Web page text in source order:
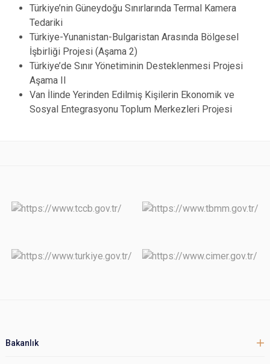
Türkiye’nin Güneydoğu Sınırlarında Termal Kamera
Tedariki
Türkiye-Yunanistan-Bulgaristan Arasında Bölgesel
İşbirliği Projesi (Aşama 2)
Türkiye’de Sınır Yönetiminin Desteklenmesi Projesi
Aşama II
Van İlinde Yerinden Edilmiş Kişilerin Ekonomik ve
Sosyal Entegrasyonu Toplum Merkezleri Projesi
Bakanlık